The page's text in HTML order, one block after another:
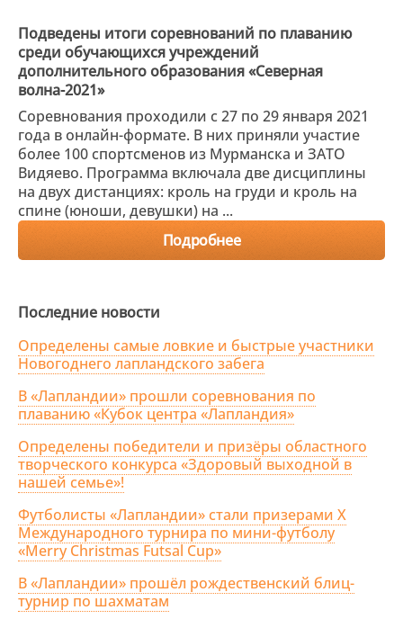
Подведены итоги соревнований по плаванию
среди обучающихся учреждений
дополнительного образования «Северная
волна-2021»
Соревнования проходили с 27 по 29 января 2021
года в онлайн-формате. В них приняли участие
более 100 спортсменов из Мурманска и ЗАТО
Видяево. Программа включала две дисциплины
на двух дистанциях: кроль на груди и кроль на
спине (юноши, девушки) на ...
Подробнее
Последние новости
Определены самые ловкие и быстрые участники
Новогоднего лапландского забега
В «Лапландии» прошли соревнования по
плаванию «Кубок центра «Лапландия»
Определены победители и призёры областного
творческого конкурса «Здоровый выходной в
нашей семье»!
Футболисты «Лапландии» стали призерами X
Международного турнира по мини-футболу
«Merry Christmas Futsal Cup»
В «Лапландии» прошёл рождественский блиц-
турнир по шахматам